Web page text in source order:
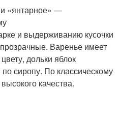
«янтарное» —
и выдерживанию кусочки
Варенье имеет
дольки яблок
сиропу. По классическому
качества.